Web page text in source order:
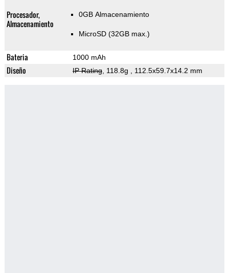
Procesador,
Almacenamiento
0GB Almacenamiento
MicroSD (32GB max.)
Bateria 1000 mAh
Diseño IP Rating, 118.8g , 112.5x59.7x14.2 mm